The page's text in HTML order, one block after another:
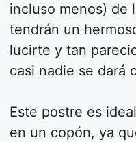
incluso menos) de
tendrán un
lucirte y tan
casi nadie se dará
Este postre es
en un copón, ya